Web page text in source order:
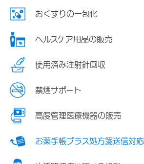
おくすりの一包化
ヘルスケア用品の販売
使用済み注射針回収
禁煙サポート
高度管理医療機器の販売
お薬手帳プラス処方箋送信対応